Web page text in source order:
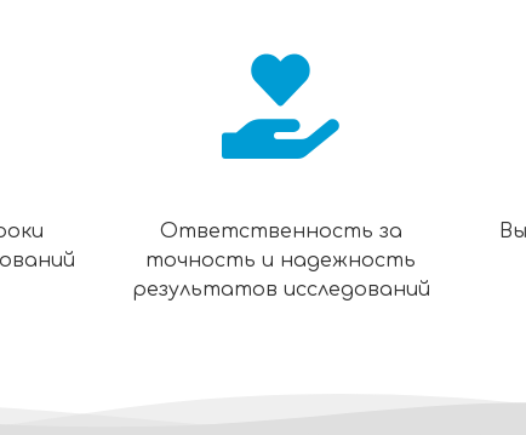
Ответственность за
точность и надежность
результатов исследований